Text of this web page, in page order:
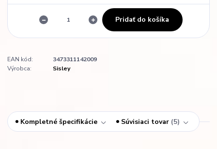
Pridať do košíka
EAN kód:
3473311142009
Výrobca:
Sisley
Kompletné špecifikácie Súvisiaci tovar 5